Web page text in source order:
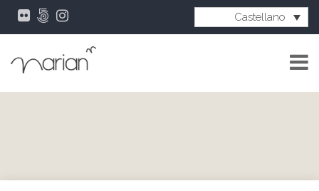
Castellano